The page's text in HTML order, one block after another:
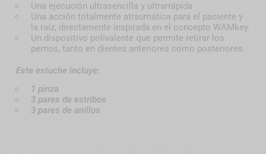
Una ejecución ultrasencilla y ultrarrápida
Una acción totalmente atraumática para el paciente y
la raíz, directamente inspirada en el concepto WAMkey.
Un dispositivo polivalente que permite retirar los
pernos, tanto en dientes anteriores como posteriores.
Este estuche incluye:
1 pinza
3 pares de estribos
3 pares de anillos